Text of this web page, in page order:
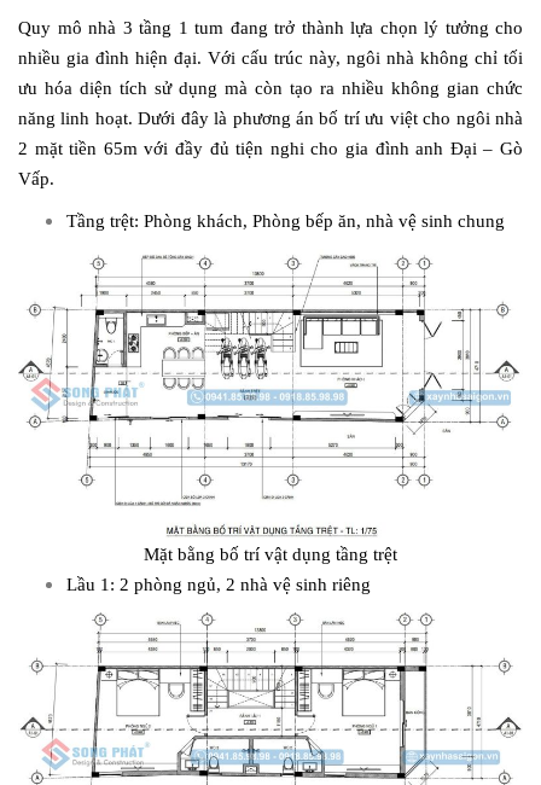
Quy mô nhà 3 tầng 1 tum đang trở thành lựa chọn lý tưởng cho
nhiều gia đình hiện đại. Với cấu trúc này, ngôi nhà không chỉ tối
ưu hóa diện tích sử dụng mà còn tạo ra nhiều không gian chức
năng linh hoạt. Dưới đây là phương án bố trí ưu việt cho ngôi nhà
2 mặt tiền 65m với đầy đủ tiện nghi cho gia đình anh Đại – Gò
Vấp.
Tầng trệt: Phòng khách, Phòng bếp ăn, nhà vệ sinh chung
Mặt bằng bố trí vật dụng tầng trệt
Lầu 1: 2 phòng ngủ, 2 nhà vệ sinh riêng